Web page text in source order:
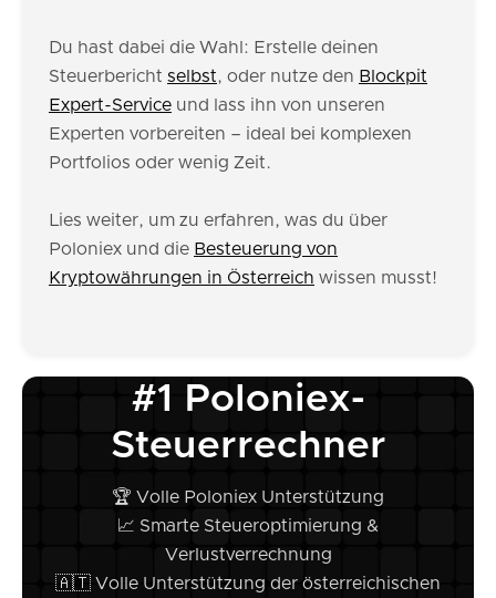
Du hast dabei die Wahl: Erstelle deinen
Steuerbericht selbst, oder nutze den Blockpit
Expert-Service und lass ihn von unseren
Experten vorbereiten – ideal bei komplexen
Portfolios oder wenig Zeit.
Lies weiter, um zu erfahren, was du über
Poloniex und die Besteuerung von
Kryptowährungen in Österreich wissen musst!
#1 Poloniex-
Steuerrechner
🏆 Volle Poloniex Unterstützung
📈 Smarte Steueroptimierung &
Verlustverrechnung
🇦🇹 Volle Unterstützung der österreichischen